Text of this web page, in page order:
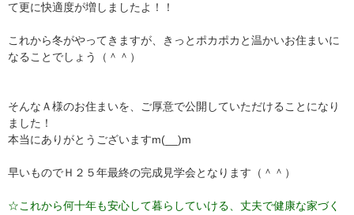
て更に快適度が増しましたよ！！
これから冬がやってきますが、きっとポカポカと温かいお住まいに
なることでしょう（＾＾）
そんなＡ様のお住まいを、ご厚意で公開していただけることになり
ました！
本当にありがとうございますm(__)m
早いものでＨ２５年最終の完成見学会となります（＾＾）
☆これから何十年も安心して暮らしていける、丈夫で健康な家づく